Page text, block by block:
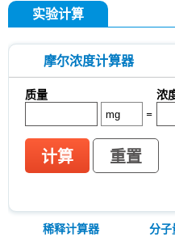
Brassinolide
tetrahydrate
Pedunculoside
stachyose
(R)-(-)-
L-serine
Pyroglutamic
Hydrochloride
tetrasodium
实验计算
摩尔浓度计算器
质量 浓
=
计算 重置
稀释计算器 分子